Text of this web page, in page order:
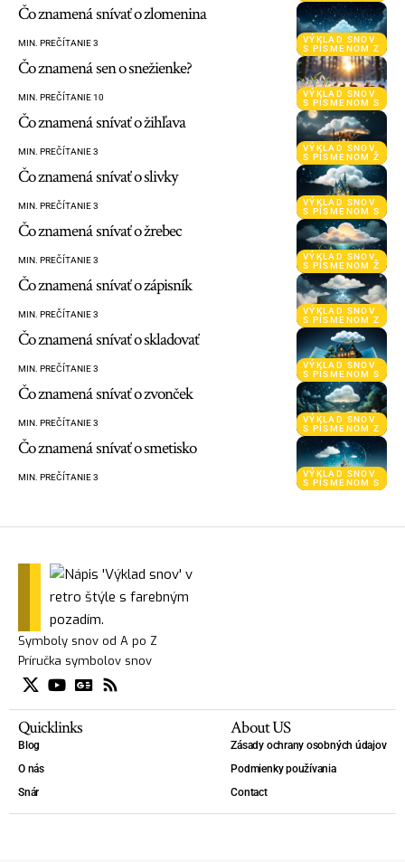
VÝKLAD SNOV
S PÍSMENOM Z
Čo znamená snívať o zlomenina
MIN. PREČÍTANIE 3
VÝKLAD SNOV
S PÍSMENOM S
Čo znamená sen o snežienke?
MIN. PREČÍTANIE 10
VÝKLAD SNOV
S PÍSMENOM Ž
Čo znamená snívať o žihľava
MIN. PREČÍTANIE 3
VÝKLAD SNOV
S PÍSMENOM S
Čo znamená snívať o slivky
MIN. PREČÍTANIE 3
VÝKLAD SNOV
S PÍSMENOM Ž
Čo znamená snívať o žrebec
MIN. PREČÍTANIE 3
VÝKLAD SNOV
S PÍSMENOM Z
Čo znamená snívať o zápisník
MIN. PREČÍTANIE 3
VÝKLAD SNOV
S PÍSMENOM S
Čo znamená snívať o skladovať
MIN. PREČÍTANIE 3
VÝKLAD SNOV
S PÍSMENOM Z
Čo znamená snívať o zvonček
MIN. PREČÍTANIE 3
VÝKLAD SNOV
S PÍSMENOM S
Čo znamená snívať o smetisko
MIN. PREČÍTANIE 3
Symboly snov od A po Z
Príručka symbolov snov
Quicklinks
Blog
O nás
Snár
About US
Zásady ochrany osobných údajov
Podmienky používania
Contact